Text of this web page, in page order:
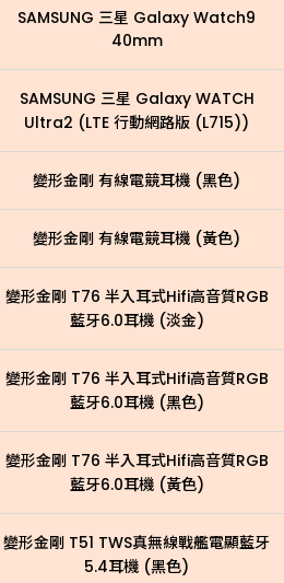
SAMSUNG 三星 Galaxy Watch9
40mm
SAMSUNG 三星 Galaxy WATCH
Ultra2 (LTE 行動網路版 (L715))
變形金剛 有線電競耳機 (黑色)
變形金剛 有線電競耳機 (黃色)
變形金剛 T76 半入耳式Hifi高音質RGB
藍牙6.0耳機 (淡金)
變形金剛 T76 半入耳式Hifi高音質RGB
藍牙6.0耳機 (黑色)
變形金剛 T76 半入耳式Hifi高音質RGB
藍牙6.0耳機 (黃色)
變形金剛 T51 TWS真無線戰艦電顯藍牙
5.4耳機 (黑色)